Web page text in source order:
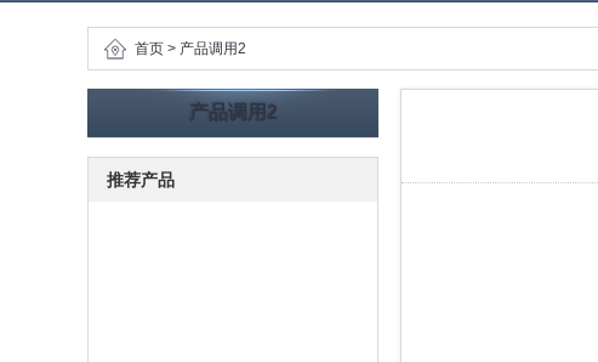
首页 > 产品调用2
产品调用2
推荐产品